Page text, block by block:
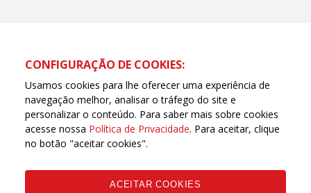
CONFIGURAÇÃO DE COOKIES:
Usamos cookies para lhe oferecer uma experiência de
navegação melhor, analisar o tráfego do site e
personalizar o conteúdo. Para saber mais sobre cookies
acesse nossa Política de Privacidade. Para aceitar, clique
no botão "aceitar cookies".
ACEITAR COOKIES